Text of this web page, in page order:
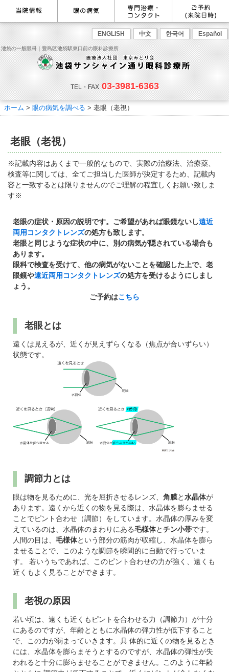
ENGLISH 中文 한국어 Español
池袋の一般眼科｜豊島区池袋駅東口前の眼科診療所
TEL・FAX 03-3981-6363
最新情報
感染症予防のための衛生環境整
備の取り組み
医師のご紹介
当院勤務医師のご紹介 ごあいさつ
院内の様子・設備
院内の様子 検査･治療･手術機器
診療のご案内・アクセス
アクセス
い
診察の流れ
リンク
よくある質問
パンフレットのダウンロード
眼の病気を調べる
病名から探す
症状から探す
目の構造から探す
主な眼科疾患
緑内障 網膜疾患
眼精疲労
ドライアイ
ものもらい
花粉症
白内障
アレルギー性結膜炎
コンタクトレンズ診
学校近視について
点眼液・眼軟膏について
眼科専門治療・特設ページ
緑内障専門治療ページ
角膜疾患専門治療ページ
ドライアイ専門治療ページ
網膜・硝子体専門治療ページ
黄斑疾患専門治療ページ
ぶどう膜炎専門治療ページ
白内障専門治療ページ
花粉症専門ページ
眼形成診療ページ
コンタクトレンズ診療
抗VEGF抗体療法
ボツリヌス療法
東口眼科医院)
コンタクトレンズ診療
コンタクトレンズの種類と特徴
しばらく眼科受診していない方
へ
初めてコンタクトレンズを使う
WEB予約(来院日時の設定)
一般眼科診療を予約
コンタクトレンズ診療を予約
緑内障専門治療を予約
角膜専門治療を予約
ドライアイ専門治療を予約
網膜・硝子体専門治療を予約
白内障専門治療を予約
白内障手術公開講座を予約
黄斑専門治療を予約
予約をキャンセルする
ご予約
ホーム > 眼の病気を調べる > 老眼（老視）
老眼（老視）
※記載内容はあくまで一般的なもので、実際の治療法、治療薬、
検査等に関しては、全てご担当した医師が決定するため、記載内
容と一致するとは限りませんのでご理解の程宜しくお願い致しま
す※
老眼の症状・原因の説明です。ご希望があれば眼鏡ないし遠近
両用コンタクトレンズの処方も致します。
老眼と同じような症状の中に、別の病気が隠されている場合も
あります。
眼科で検査を受けて、他の病気がないことを確認した上で、老
眼鏡や遠近両用コンタクトレンズの処方を受けるようにしまし
ょう。
ご予約はこちら
老眼とは
遠くは見えるが、近くが見えずらくなる（焦点が合いずらい）
状態です。
調節力とは
眼は物を見るために、光を屈折させるレンズ、 角膜と水晶体が
あります。遠くから近くの物を見る際は、水晶体を膨らませる
ことでピント合わせ（調節）をしています。水晶体の厚みを変
えているのは、水晶体のまわりにある毛様体とチン小帯です。
人間の目は、 毛様体という部分の筋肉が収縮し、水晶体を膨ら
ませることで、このような調節を瞬間的に自動で行っていま
す。 若いうちであれば、このピント合わせの力が強く、遠くも
近くもよく見ることができます。
老視の原因
若い頃は、遠くも近くもピントを合わせる力（調節力）が十分
にあるのですが、年齢とともに水晶体の弾力性が低下すること
で、この力が弱まっていきます。具 体的に近くの物を見るとき
には、水晶体を膨らまそうとするのですが、水晶体の弾性が失
われると十分に膨らませることができません。このように年齢